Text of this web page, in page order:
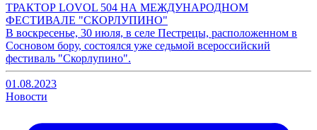
ТРАКТОР LOVOL 504 НА МЕЖДУНАРОДНОМ
ФЕСТИВАЛЕ "СКОРЛУПИНО"
В воскресенье, 30 июля, в селе Пестрецы, расположенном в
Сосновом бору, состоялся уже седьмой всероссийский
фестиваль "Скорлупино".
01.08.2023
Новости